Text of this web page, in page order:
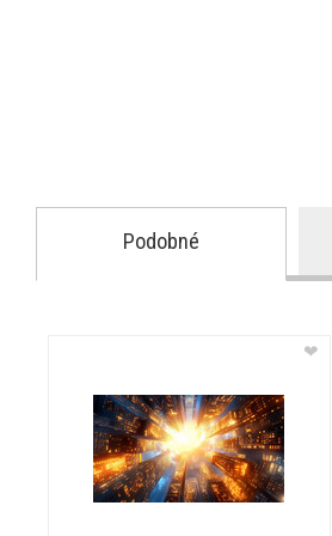
Podobné
❤